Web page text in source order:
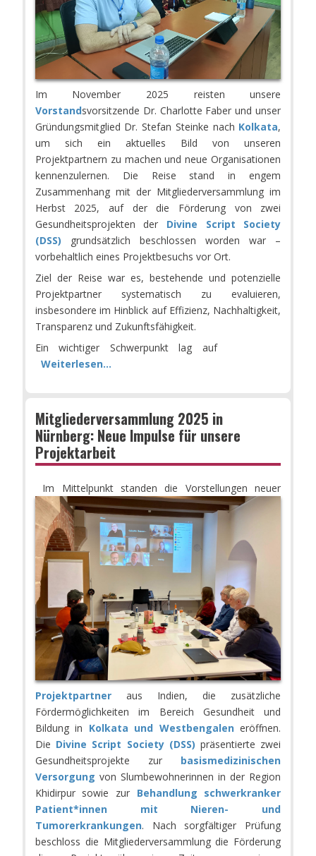
Im November 2025 reisten unsere
Vorstandsvorsitzende Dr. Charlotte Faber und unser
Gründungsmitglied Dr. Stefan Steinke nach Kolkata,
um sich ein aktuelles Bild von unseren
Projektpartnern zu machen und neue Organisationen
kennenzulernen. Die Reise stand in engem
Zusammenhang mit der Mitgliederversammlung im
Herbst 2025, auf der die Förderung von zwei
Gesundheitsprojekten der Divine Script Society
(DSS) grundsätzlich beschlossen worden war –
vorbehaltlich eines Projektbesuchs vor Ort.
Ziel der Reise war es, bestehende und potenzielle
Projektpartner systematisch zu evaluieren,
insbesondere im Hinblick auf Effizienz, Nachhaltigkeit,
Transparenz und Zukunftsfähigkeit.
Ein wichtiger Schwerpunkt lag auf
Weiterlesen...
Mitgliederversammlung 2025 in
Nürnberg: Neue Impulse für unsere
Projektarbeit
Im Mittelpunkt standen die Vorstellungen neuer
Projektpartneraus Indien, die zusätzliche
Fördermöglichkeiten im Bereich Gesundheit und
Bildung in Kolkata und Westbengaleneröffnen.
Die Divine Script Society (DSS) präsentierte zwei
Gesundheitsprojekte zur basismedizinischen
Versorgung von Slumbewohnerinnen in der Region
Khidirpur sowie zur Behandlung schwerkranker
Patient*innen mit Nieren- und
Tumorerkrankungen. Nach sorgfältiger Prüfung
beschloss die Mitgliederversammlung die Förderung